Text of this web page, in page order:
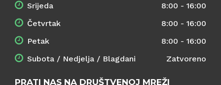
Srijeda
8:00 - 16:00
Četvrtak
8:00 - 16:00
Petak
8:00 - 16:00
Subota / Nedjelja / Blagdani
Zatvoreno
PRATI NAS NA DRUŠTVENOJ MREŽI